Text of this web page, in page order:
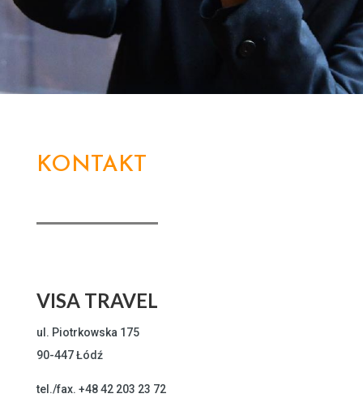
KONTAKT
VISA TRAVEL
ul. Piotrkowska 175
90-447 Łódź
tel./fax. +48 42 203 23 72